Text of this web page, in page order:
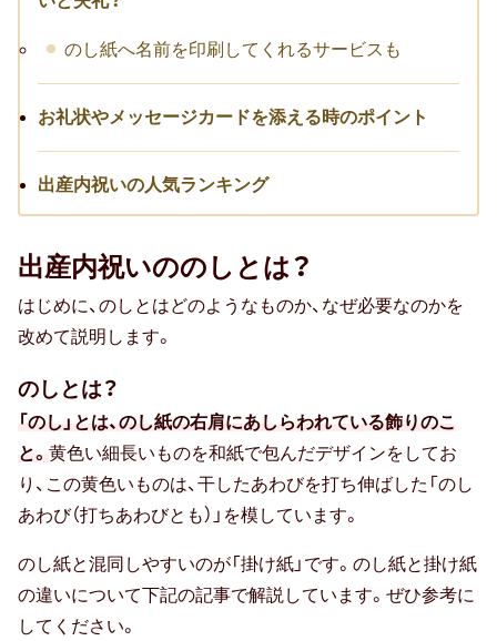
長寿祝い
白寿祝い
暮らしのお祝い・ギフト
厄払い・厄除け
出産祝い
のし紙へ名前を印刷してくれるサービスも
お礼状やメッセージカードを添える時のポイント
出産内祝いの人気ランキング
出産内祝いののしとは？
はじめに、のしとはどのようなものか、なぜ必要なのかを
改めて説明します。
のしとは？
「のし」とは、のし紙の右肩にあしらわれている飾りのこ
と。 黄色い細長いものを和紙で包んだデザインをしてお
り、この黄色いものは、干したあわびを打ち伸ばした「のし
あわび（打ちあわびとも）」を模しています。
のし紙と混同しやすいのが「掛け紙」です。のし紙と掛け紙
の違いについて下記の記事で解説しています。ぜひ参考に
してください。